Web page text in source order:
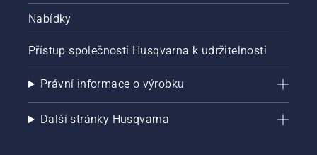
Nabídky
Přístup společnosti Husqvarna k udržitelnosti
Právní informace o výrobku
Další stránky Husqvarna